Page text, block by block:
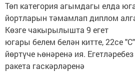
Төп категория агымдагы елда
йортларын тәмамлап диплом
Көзге чакырылышта 9 егет
югары белем белән китте, 22се
йөртүче һөнәренә ия.
ракета гаскәрләренә